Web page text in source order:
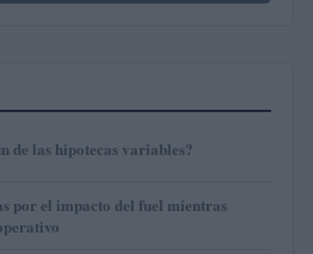
de las hipotecas variables?
por el impacto del fuel mientras